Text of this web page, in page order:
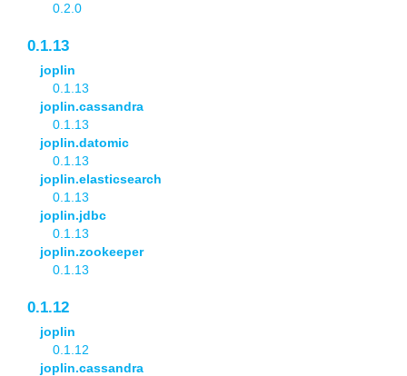
0.2.0
0.1.13
joplin
0.1.13
joplin.cassandra
0.1.13
joplin.datomic
0.1.13
joplin.elasticsearch
0.1.13
joplin.jdbc
0.1.13
joplin.zookeeper
0.1.13
0.1.12
joplin
0.1.12
joplin.cassandra